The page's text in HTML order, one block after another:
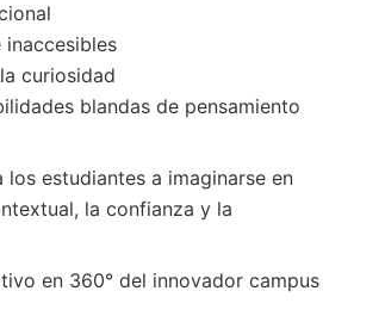
inaccesibles
curiosidad
blandas de pensamiento
estudiantes a imaginarse en
la confianza y la
en 360° del innovador campus